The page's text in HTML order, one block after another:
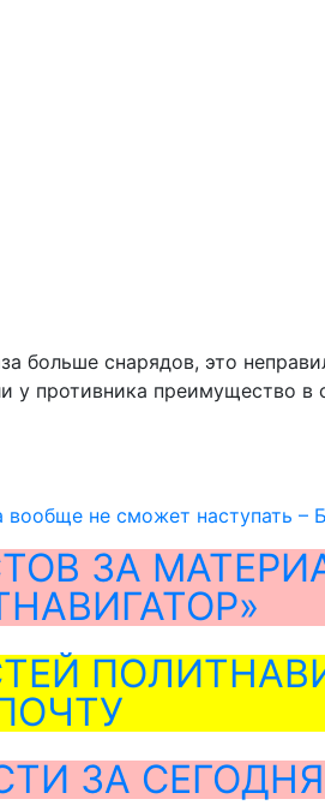
снарядов, это
противника преимущество
не сможет наступать –
ЗА
ЗА СЕГОДНЯ